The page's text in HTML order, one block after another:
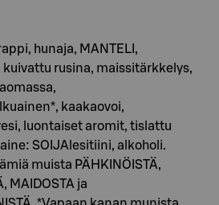
hunaja, MANTELI,
kuivattu rusina, maissitärkkelys,
kaakaovoi,
luontaiset aromit, tislattu
SOIJAlesitiini, alkoholi.
muista PÄHKINÖISTÄ,
MAIDOSTA ja